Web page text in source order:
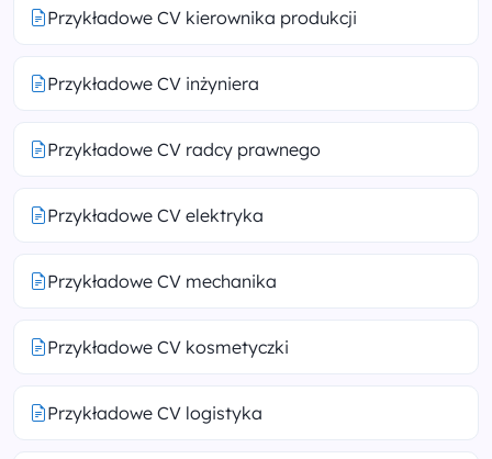
Przykładowe CV kierownika produkcji
Przykładowe CV inżyniera
Przykładowe CV radcy prawnego
Przykładowe CV elektryka
Przykładowe CV mechanika
Przykładowe CV kosmetyczki
Przykładowe CV logistyka